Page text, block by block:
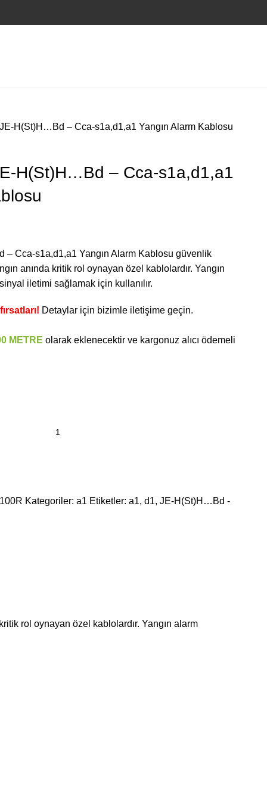
H(St)H…Bd – Cca-s1a,d1,a1 Yangın Alarm Kablosu
H(St)H…Bd – Cca-s1a,d1,a1
Cca-s1a,d1,a1 Yangın Alarm Kablosu güvenlik
anında kritik rol oynayan özel kablolardır. Yangın
iletimi sağlamak için kullanılır.
Detaylar için bizimle iletişime geçin.
METRE olarak eklenecektir ve kargonuz alıcı ödemeli
Kategoriler: a1 Etiketler: a1, d1, JE-H(St)H…Bd -
rol oynayan özel kablolardır. Yangın alarm